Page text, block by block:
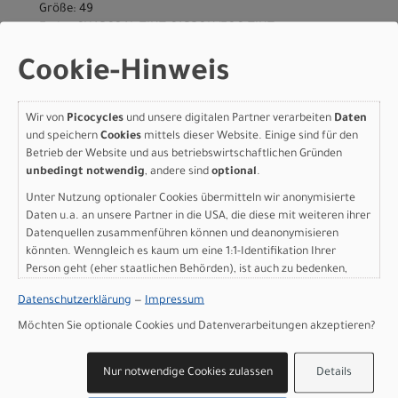
Größe: 49
Grossartikel)
1.650,00 EUR
Specialized ALLEZ SPRINT
FRMSET 52 CHARCOAL
TINT CARBON/FOG TINT
Modelljahr 2026
Nicht im Laden verfügbar - Jetzt anfragen!
Art.Nr. 70025-7152
Größe: 52
pro Stück (inkl. MwSt. zzgl. Versandkosten für
Grossartikel)
1.650,00 EUR
Cookie-Hinweis
Wir von Picocycles und unsere digitalen Partner verarbeiten Daten
und speichern Cookies mittels dieser Website. Einige sind für den
Betrieb der Website und aus betriebswirtschaftlichen Gründen
unbedingt notwendig, andere sind optional.
Unter Nutzung optionaler Cookies übermitteln wir anonymisierte
Daten u.a. an unsere Partner in die USA, die diese mit weiteren ihrer
Datenquellen zusammenführen können und deanonymisieren
könnten. Wenngleich es kaum um eine 1:1-Identifikation Ihrer
Person geht (eher staatlichen Behörden), ist auch zu bedenken,
sind wie bei uns in der Europäischen Union.
Datenschutzerklärung — Impressum
Möchten Sie optionale Cookies und Datenverarbeitungen akzeptieren?
Details
Nur notwendige Cookies zulassen